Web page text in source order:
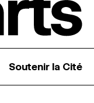
Soutenir la Cité